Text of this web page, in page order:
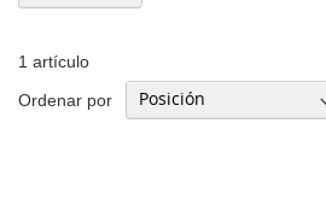
1 artículo
Ordenar por